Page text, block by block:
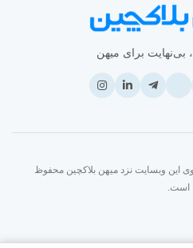
برای میهن
این وبسایت نزد میهن بلاکچین محفوظ
است.